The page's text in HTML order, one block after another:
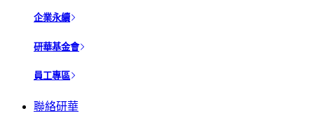
企業永續
研華基金會
員工專區
聯絡研華